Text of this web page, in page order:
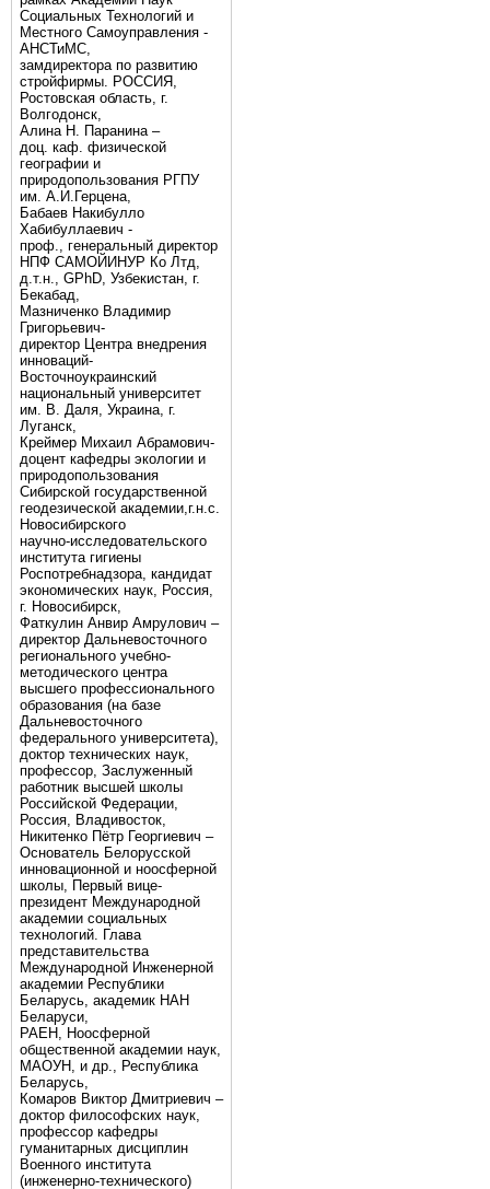
Социальных Технологий и
Местного Самоуправления -
АНСТиМС,
замдиректора по развитию
стройфирмы. РОССИЯ,
Ростовская область, г.
Волгодонск,
Алина Н. Паранина –
доц. каф. физической
географии и
природопользования РГПУ
им. А.И.Герцена,
Бабаев Накибулло
Хабибуллаевич -
проф., генеральный директор
НПФ САМОЙИНУР Ко Лтд,
д.т.н., GPhD, Узбекистан, г.
Бекабад,
Мазниченко Владимир
Григорьевич-
директор Центра внедрения
инноваций-
Восточноукраинский
национальный университет
им. В. Даля, Украина, г.
Луганск,
Креймер Михаил Абрамович-
доцент кафедры экологии и
природопользования
Сибирской государственной
геодезической академии,г.н.с.
Новосибирского
научно-исследовательского
института гигиены
Роспотребнадзора, кандидат
экономических наук, Россия,
г. Новосибирск,
Фаткулин Анвир Амрулович –
директор Дальневосточного
регионального учебно-
методического центра
высшего профессионального
образования (на базе
Дальневосточного
федерального университета),
доктор технических наук,
профессор, Заслуженный
работник высшей школы
Российской Федерации,
Россия, Владивосток,
Никитенко Пётр Георгиевич –
Основатель Белорусской
инновационной и ноосферной
школы, Первый вице-
президент Международной
академии социальных
технологий. Глава
представительства
Международной Инженерной
академии Республики
Беларусь, академик НАН
Беларуси,
РАЕН, Ноосферной
общественной академии наук,
МАОУН, и др., Республика
Беларусь,
Комаров Виктор Дмитриевич –
доктор философских наук,
профессор кафедры
гуманитарных дисциплин
Военного института
(инженерно-технического)